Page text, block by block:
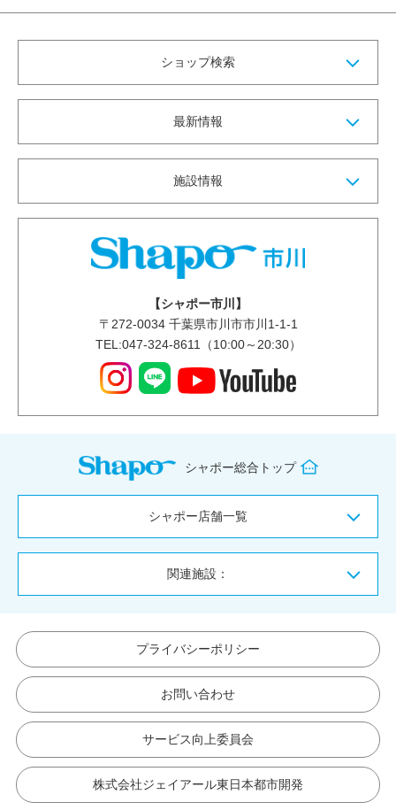
ショップ検索
最新情報
施設情報
【シャポー市川】
〒 272-0034千葉県市川市市川1-1-1
TEL:047-324-8611（10:00～20:30）
シャポー総合トップ
シャポー店舗一覧
関連施設：
プライバシーポリシー
お問い合わせ
サービス向上委員会
株式会社ジェイアール東日本都市開発